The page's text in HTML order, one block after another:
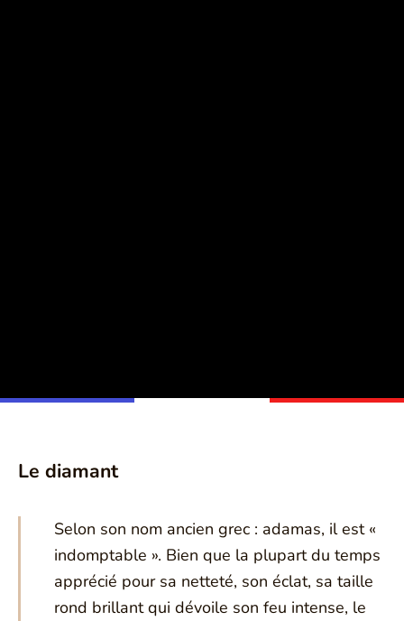
Le diamant
Selon son nom ancien grec : adamas, il est «
indomptable ». Bien que la plupart du temps
apprécié pour sa netteté, son éclat, sa taille
rond brillant qui dévoile son feu intense, le